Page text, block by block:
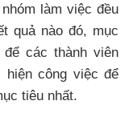
làm việc đều
quả nào đó, mục
các thành viên
hiện công việc để
tiêu nhất.